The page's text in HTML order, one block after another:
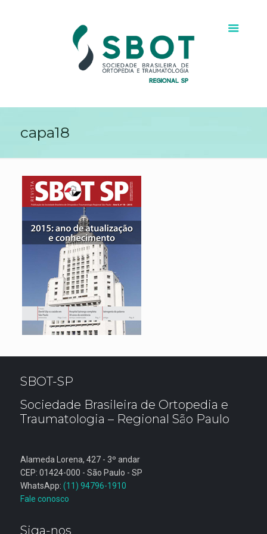
capa18
SBOT-SP
Sociedade Brasileira de Ortopedia e
Traumatologia – Regional São Paulo
Alameda Lorena, 427 - 3º andar
CEP: 01424-000 - São Paulo - SP
WhatsApp: (11) 94796-1910
Fale conosco
Siga-nos